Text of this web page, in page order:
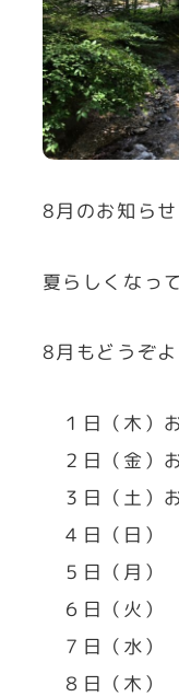
8月のお知らせ
夏らしくなっ
8月もどうぞ
１日（木）
２日（金）
３日（土）
４日（日）
５日（月）
６日（火）
７日（水）
８日（木）